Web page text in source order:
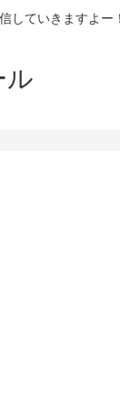
していきますよー
ル